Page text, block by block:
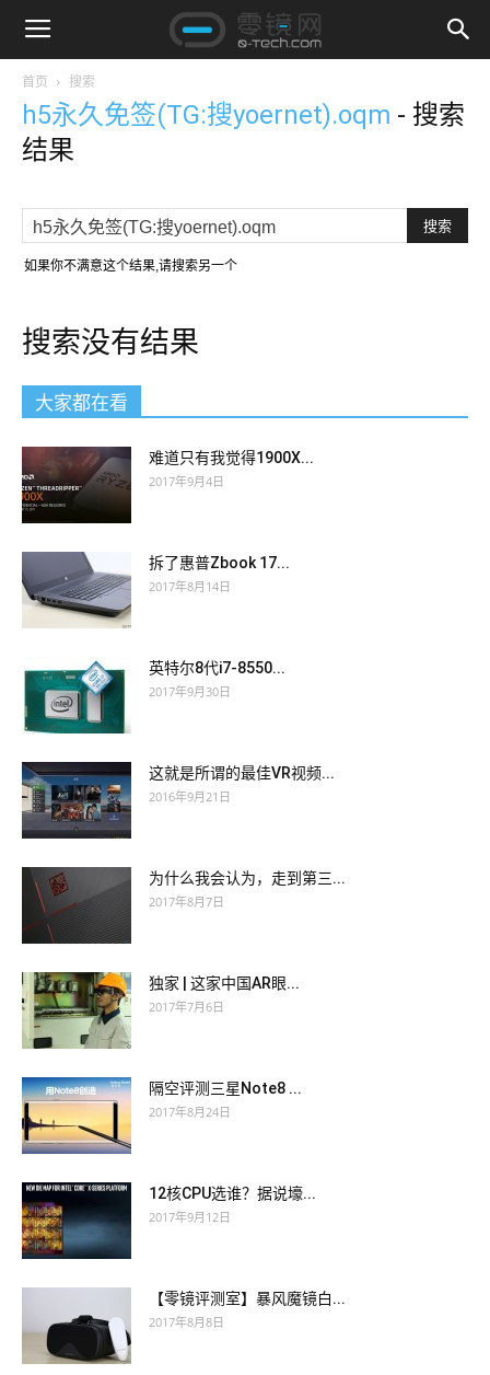
首页 搜索
h5永久免签(TG:搜yoernet).oqm - 搜索
结果
如果你不满意这个结果,请搜索另一个
搜索没有结果
大家都在看
难道只有我觉得1900X...
2017年9月4日
拆了惠普Zbook 17...
2017年8月14日
英特尔8代i7-8550...
2017年9月30日
这就是所谓的最佳VR视频...
2016年9月21日
为什么我会认为，走到第三...
2017年8月7日
独家 | 这家中国AR眼...
2017年7月6日
隔空评测三星Note8 ...
2017年8月24日
12核CPU选谁？据说壕...
2017年9月12日
【零镜评测室】暴风魔镜白...
2017年8月8日